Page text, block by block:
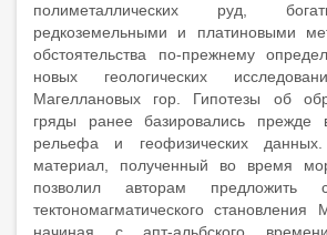
полиметаллических руд,
редкоземельными и платиновыми
обстоятельства по-прежнему
новых геологических
Магеллановых гор. Гипотезы об
гряды ранее базировались прежде
рельефа и геофизических
материал, полученный во время
позволил авторам предложить
тектономагматического становления